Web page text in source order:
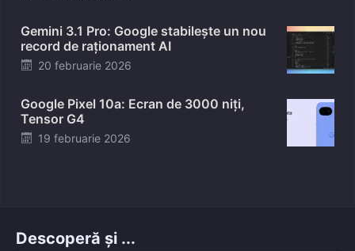
Gemini 3.1 Pro: Google stabilește un nou
record de raționament AI
Posted
20 februarie 2026
Google Pixel 10a: Ecran de 3000 niți,
Tensor G4
Posted
19 februarie 2026
Descoperă și ...